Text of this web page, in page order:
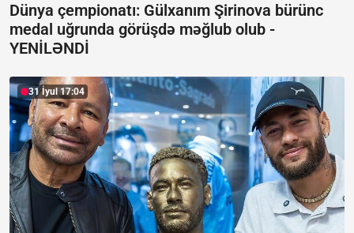
Dünya çempionatı: Gülxanım Şirinova bürünc
medal uğrunda görüşdə məğlub olub -
YENİLƏNDİ
31 İyul 17:04